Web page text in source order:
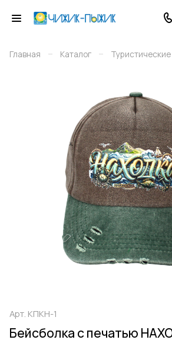
Главная – Каталог –
Арт. КПКН-1
Бейсболка с печатью